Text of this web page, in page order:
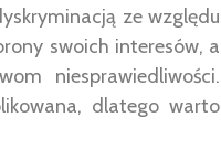
ze względu
swoich interesów, a
niesprawiedliwości.
dlatego warto